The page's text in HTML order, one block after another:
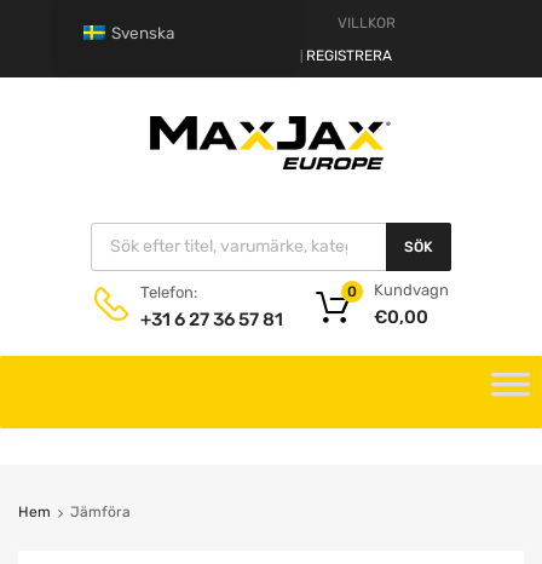
VILLKOR
REGISTRERA
SÖK
Telefon:
+31 6 27 36 57 81
Kundvagn
€0,00
0
Hem Jämföra
Svenska